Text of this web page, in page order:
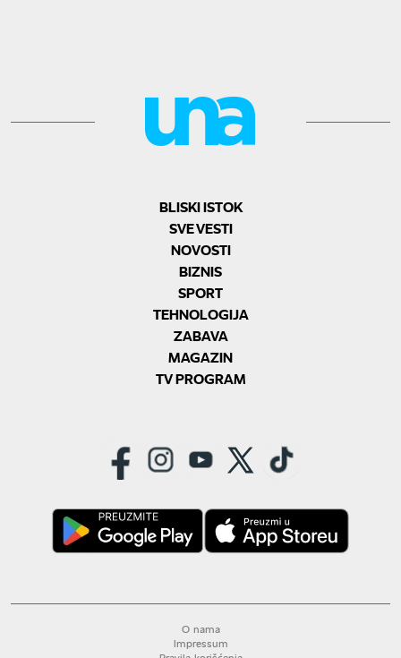
BLISKI ISTOK
SVE VESTI
NOVOSTI
BIZNIS
SPORT
TEHNOLOGIJA
ZABAVA
MAGAZIN
TV PROGRAM
O nama
Impressum